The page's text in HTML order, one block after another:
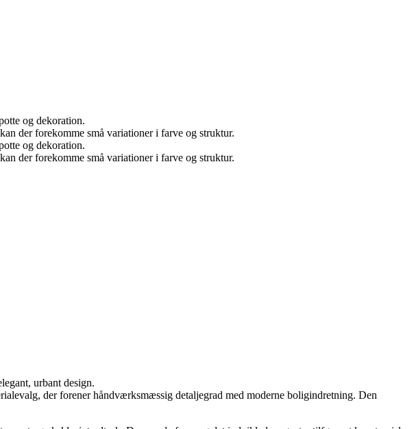
og dekoration.
der forekomme små variationer i farve og struktur.
og dekoration.
der forekomme små variationer i farve og struktur.
urbant design.
der forener håndværksmæssig detaljegrad med moderne boligindretning. Den